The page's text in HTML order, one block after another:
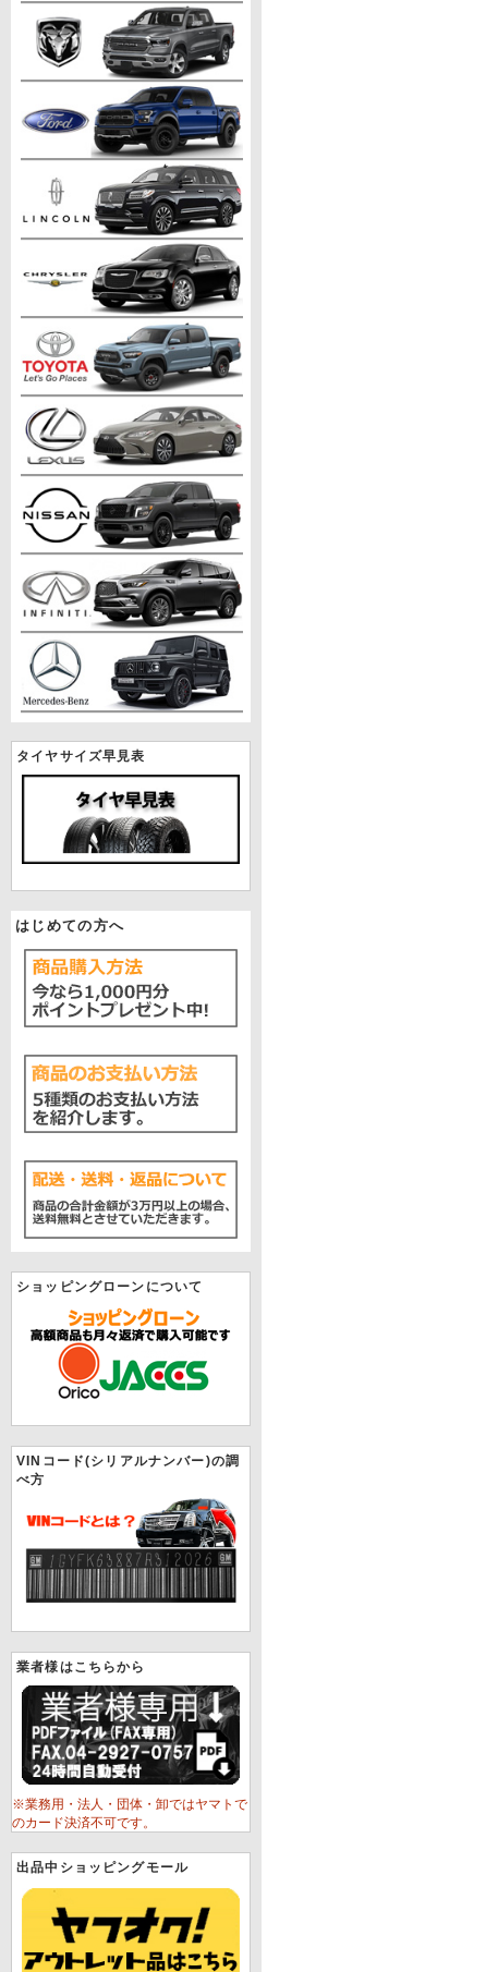
タイヤサイズ早見表
はじめての方へ
ショッピングローンについて
VINコード(シリアルナンバー)の調
べ方
業者様はこちらから
※業務用・法人・団体・卸ではヤマトで
のカード決済不可です。
出品中ショッピングモール